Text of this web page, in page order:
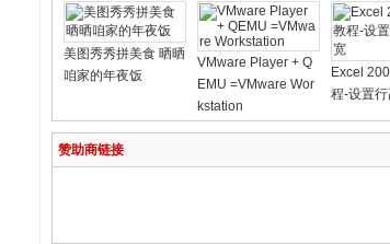
美图秀秀拼美食 晒晒
咱家的年夜饭
VMware Player + Q
EMU =VMware Wor
kstation
Excel
程-设置
赞助商链接